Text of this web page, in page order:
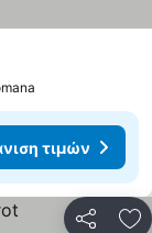
τιμών